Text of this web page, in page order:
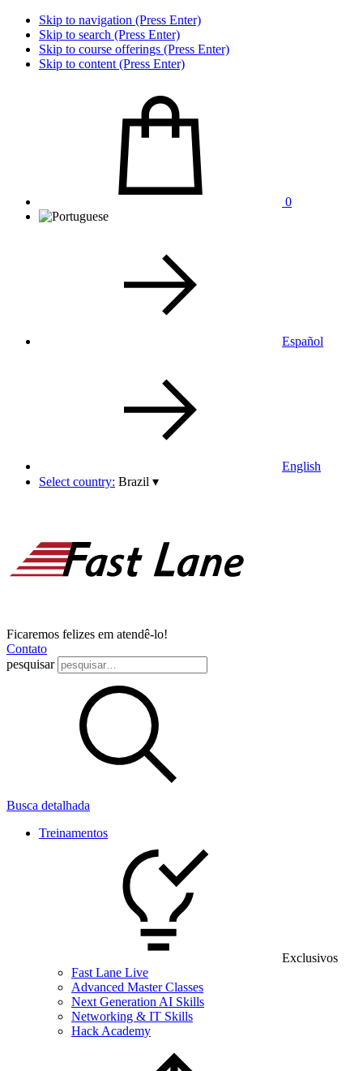
Skip to navigation (Press Enter)
Skip to search (Press Enter)
Skip to course offerings (Press Enter)
Skip to content (Press Enter)
0
Español
English
Select country: Brazil ▾
Ficaremos felizes em atendê-lo!
Contato
pesquisar
Busca detalhada
Treinamentos
Exclusivos
Fast Lane Live
Advanced Master Classes
Next Generation AI Skills
Networking & IT Skills
Hack Academy